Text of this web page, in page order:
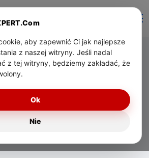
sklepu
technologiach bezpieczeństwa,
urządzeń oraz wsparciu
w Polsce.
aby zapewnić Ci jak najlepsze
z naszej witryny. Jeśli nadal
z tej witryny, będziemy zakładać, że
Nie
Ok